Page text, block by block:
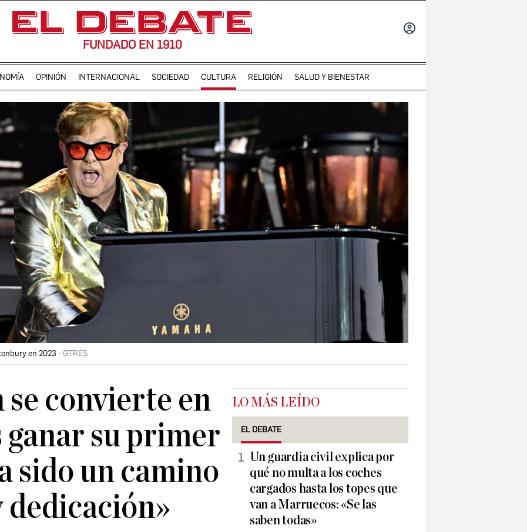
FUNDADO EN 1910
OPINIÓN INTERNACIONAL SOCIEDAD CULTURA RELIGIÓN SALUD Y BIENESTAR
en 2023 GTRES
convierte en
su primer
sido un camino
dedicación»
LO MÁS LEÍDO
EL DEBATE
Un guardia civil explica por
qué no multa a los coches
cargados hasta los topes que
van a Marruecos: «Se las
saben todas»